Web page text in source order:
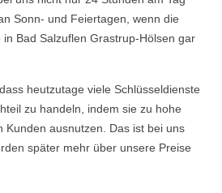
Sonn- und Feiertagen, wenn die
Bad Salzuflen Grastrup-Hölsen gar
heutzutage viele Schlüsseldienste
zu handeln, indem sie zu hohe
Kunden ausnutzen. Das ist bei uns
später mehr über unsere Preise